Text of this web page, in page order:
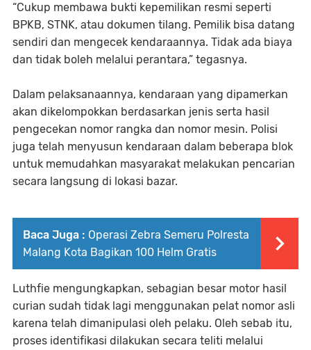
“Cukup membawa bukti kepemilikan resmi seperti
BPKB, STNK, atau dokumen tilang. Pemilik bisa datang
sendiri dan mengecek kendaraannya. Tidak ada biaya
dan tidak boleh melalui perantara,” tegasnya.
Dalam pelaksanaannya, kendaraan yang dipamerkan
akan dikelompokkan berdasarkan jenis serta hasil
pengecekan nomor rangka dan nomor mesin. Polisi
juga telah menyusun kendaraan dalam beberapa blok
untuk memudahkan masyarakat melakukan pencarian
secara langsung di lokasi bazar.
Baca Juga : Operasi Zebra Semeru Polresta
Malang Kota Bagikan 100 Helm Gratis
Luthfie mengungkapkan, sebagian besar motor hasil
curian sudah tidak lagi menggunakan pelat nomor asli
karena telah dimanipulasi oleh pelaku. Oleh sebab itu,
proses identifikasi dilakukan secara teliti melalui